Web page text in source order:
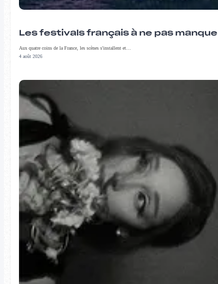
Les festivals français à ne pas
Aux quatre coins de la France, les scènes s'installent et…
4 août 2026